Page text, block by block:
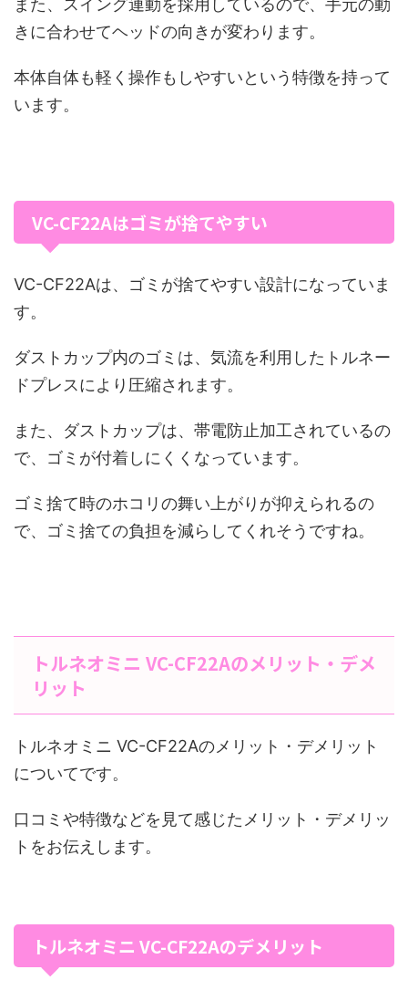
また、スイング連動を採用しているので、手元の動
きに合わせてヘッドの向きが変わります。
本体自体も軽く操作もしやすいという特徴を持って
います。
VC-CF22Aはゴミが捨てやすい
VC-CF22Aは、ゴミが捨てやすい設計になっていま
す。
ダストカップ内のゴミは、気流を利用したトルネー
ドプレスにより圧縮されます。
また、ダストカップは、帯電防止加工されているの
で、ゴミが付着しにくくなっています。
ゴミ捨て時のホコリの舞い上がりが抑えられるの
で、ゴミ捨ての負担を減らしてくれそうですね。
トルネオミニ VC-CF22Aのメリット・デメ
リット
トルネオミニ VC-CF22Aのメリット・デメリット
についてです。
口コミや特徴などを見て感じたメリット・デメリッ
トをお伝えします。
トルネオミニ VC-CF22Aのデメリット